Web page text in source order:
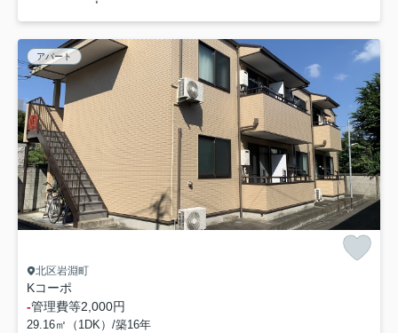
アパート
北区岩淵町
Kコーポ
-管理費等2,000円
29.16㎡（1DK）/築16年